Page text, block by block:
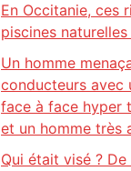
En Occitanie, ces
piscines
Un homme
conducteurs avec
face à face hyper
et un homme très
Qui était visé ?